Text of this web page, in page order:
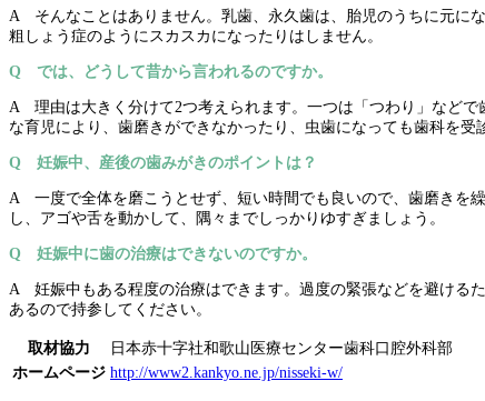
A そんなことはありません。乳歯、永久歯は、胎児のうちに元に
粗しょう症のようにスカスカになったりはしません。
Q では、どうして昔から言われるのですか。
A 理由は大きく分けて2つ考えられます。一つは「つわり」など
な育児により、歯磨きができなかったり、虫歯になっても歯科を受
Q 妊娠中、産後の歯みがきのポイントは？
A 一度で全体を磨こうとせず、短い時間でも良いので、歯磨きを
し、アゴや舌を動かして、隅々までしっかりゆすぎましょう。
Q 妊娠中に歯の治療はできないのですか。
A 妊娠中もある程度の治療はできます。過度の緊張などを避ける
あるので持参してください。
取材協力
日本赤十字社和歌山医療センター歯科口腔外科部
ホームページ http://www2.kankyo.ne.jp/nisseki-w/